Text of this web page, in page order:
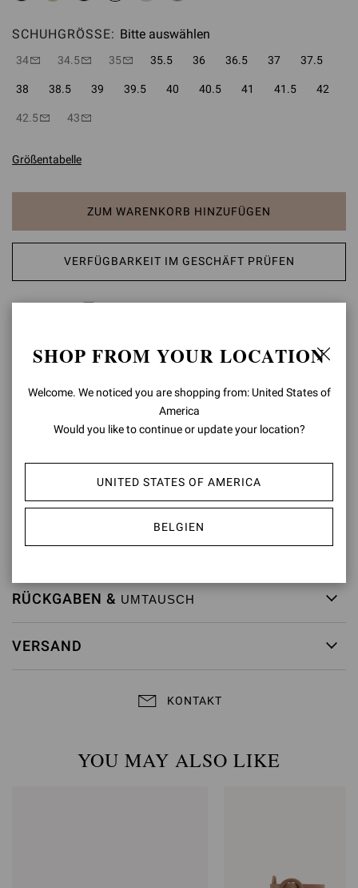
SCHUHGRÖSSE: Bitte auswählen
34 34.5 35 35.5 36 36.5 37 37.5
38 38.5 39 39.5 40 40.5 41 41.5 42
42.5 43
Größentabelle
ZUM WARENKORB HINZUFÜGEN
VERFÜGBARKEIT IM GESCHÄFT PRÜFEN
PRODUKTDETAILS
Die auf einem 8,5 cm hohen Stilettoabsatz ruhende Sandale
Portofino 85 ist die moderne Version eines Klassikers. Das Design
zeichnet sich zudem durch eine abgerundete Schnalle am
Zusammensetzung: 100% NAPPA
Modellcode: G60953.85RIC
RÜCKGABEN & UMTAUSCH
VERSAND
KONTAKT
YOU MAY ALSO LIKE
SHOP FROM YOUR LOCATION
Welcome. We noticed you are shopping from: United States of
America
Would you like to continue or update your location?
UNITED STATES OF AMERICA
BELGIEN